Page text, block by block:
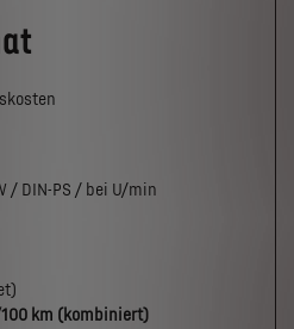
/ DIN-PS / bei U/min
km (kombiniert)